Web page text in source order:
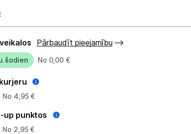
Pārbaudīt pieejamību
šodien No 0,00 €
No 4,95 €
up punktos
No 2,95 €